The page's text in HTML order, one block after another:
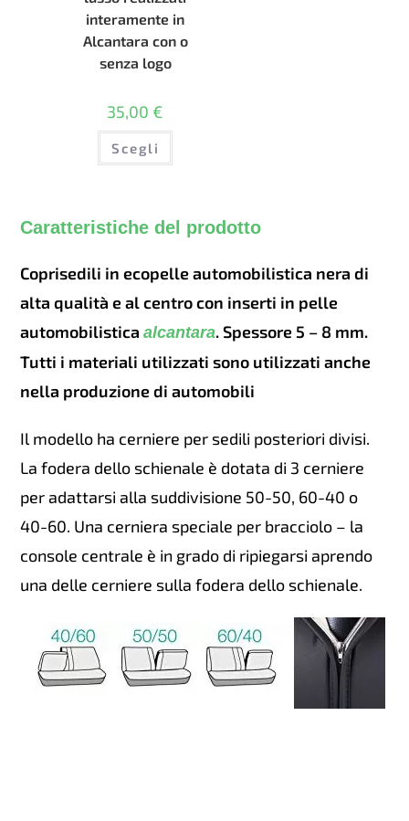
interamente in
Alcantara con o
senza logo
35,00 €
Scegli
Questo
ha
possono
essere
nella
pagina
prodotto
Caratteristiche del prodotto
Coprisedili in ecopelle automobilistica nera di
alta qualità e al centro con inserti in pelle
automobilisticaalcantara. Spessore 5 – 8 mm.
Tutti i materiali utilizzati sono utilizzati anche
nella produzione di automobili
Il modello ha cerniere per sedili posteriori divisi.
La fodera dello schienale è dotata di 3 cerniere
per adattarsi alla suddivisione 50-50, 60-40 o
40-60. Una cerniera speciale per bracciolo – la
console centrale è in grado di ripiegarsi aprendo
una delle cerniere sulla fodera dello schienale.